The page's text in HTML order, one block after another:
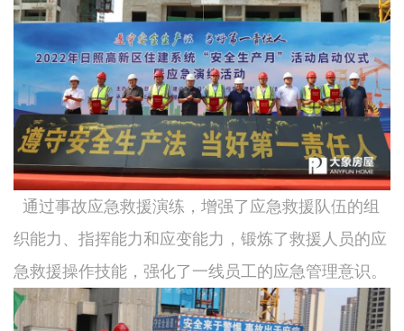
通过事故应急救援演练，增强了应急救援队伍的组
织能力、指挥能力和应变能力，锻炼了救援人员的应
急救援操作技能，强化了一线员工的应急管理意识。